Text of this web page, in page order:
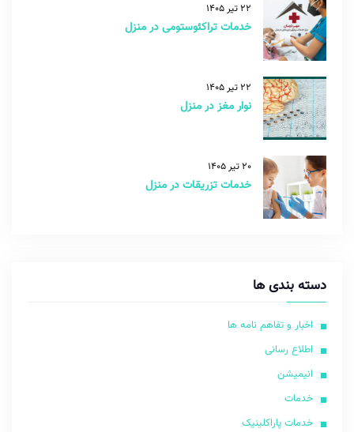
22 تیر 1405
خدمات تراکئوستومی در منزل
22 تیر 1405
نوار مغز در منزل
20 تیر 1405
خدمات تزریقات در منزل
دسته بندی ها
اخبار و تفاهم نامه ها
اطلاع رسانی
انیمیشن
خدمات
خدمات پاراکلینیک